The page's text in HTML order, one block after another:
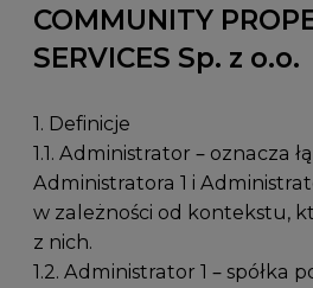
COMMUNITY
SERVICES Sp. z o.o.
1. Definicje
1.1. Administrator – oznacza
Administratora 1 i
w zależności od kontekstu,
z nich.
1.2. Administrator 1 – spółka